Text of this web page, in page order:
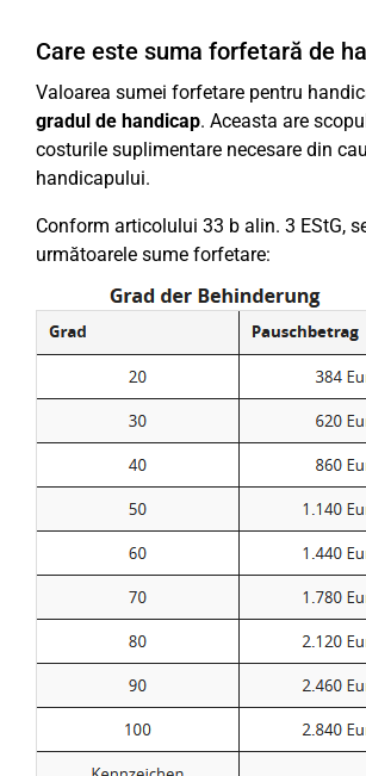
Care este suma forfetară de
Valoarea sumei forfetare pentru
gradul de handicap. Aceasta are
costurile suplimentare necesare din
handicapului.
Conform articolului 33 b alin. 3 EStG,
următoarele sume forfetare: